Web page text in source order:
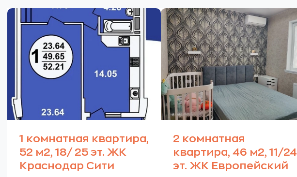
1 комнатная квартира,
52 м2, 18/ 25 эт. ЖК
Краснодар Сити
2 комнатная
квартира, 46 м2, 11/24
эт. ЖК Европейский